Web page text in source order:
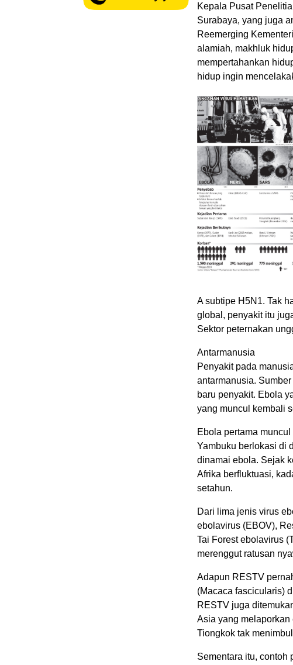
Kepala Pusat
Surabaya, yang juga
Reemerging
alamiah, makhluk
mempertahankan
hidup ingin
A subtipe H5N1. Tak
global, penyakit itu
Sektor peternakan
Antarmanusia
Penyakit pada
antarmanusia.
baru penyakit. Ebola
yang muncul kembali
Ebola pertama
Yambuku berlokasi di
dinamai ebola. Sejak
Afrika berfluktuasi,
setahun.
Dari lima jenis virus
ebolavirus (EBOV),
Tai Forest ebolavirus
merenggut ratusan
Adapun RESTV
(Macaca fascicularis)
RESTV juga
Asia yang
Tiongkok tak
Sementara itu, contoh